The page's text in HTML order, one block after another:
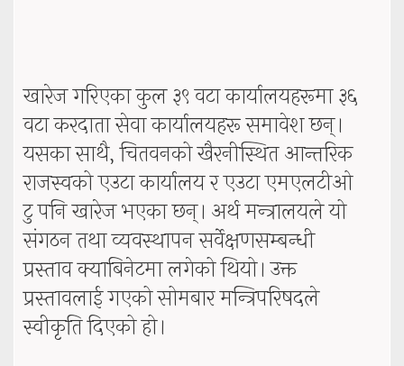
खारेज गरिएका कुल ३९ वटा कार्यालयहरूमा ३६
वटा करदाता सेवा कार्यालयहरू समावेश छन्।
यसका साथै, चितवनको खैरनीस्थित आन्तरिक
राजस्वको एउटा कार्यालय र एउटा एमएलटीओ
टु पनि खारेज भएका छन्। अर्थ मन्त्रालयले यो
संगठन तथा व्यवस्थापन सर्वेक्षणसम्बन्धी
प्रस्ताव क्याबिनेटमा लगेको थियो। उक्त
प्रस्तावलाई गएको सोमबार मन्त्रिपरिषदले
स्वीकृति दिएको हो।